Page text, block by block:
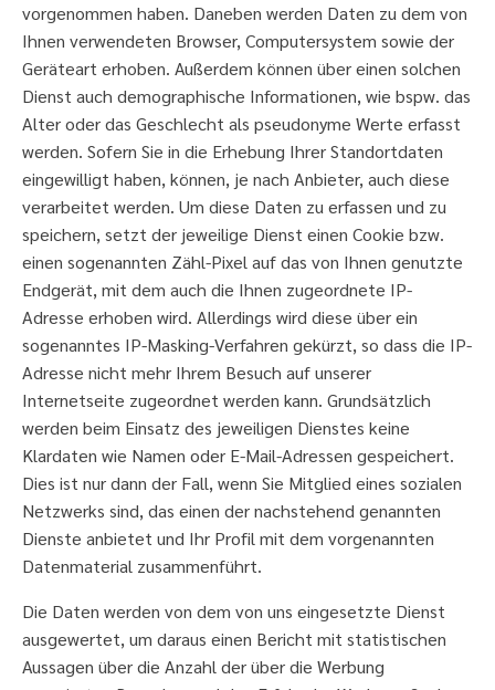
vorgenommen haben. Daneben werden Daten zu dem von
Ihnen verwendeten Browser, Computersystem sowie der
Geräteart erhoben. Außerdem können über einen solchen
Dienst auch demographische Informationen, wie bspw. das
Alter oder das Geschlecht als pseudonyme Werte erfasst
werden. Sofern Sie in die Erhebung Ihrer Standortdaten
eingewilligt haben, können, je nach Anbieter, auch diese
verarbeitet werden. Um diese Daten zu erfassen und zu
speichern, setzt der jeweilige Dienst einen Cookie bzw.
einen sogenannten Zähl-Pixel auf das von Ihnen genutzte
Endgerät, mit dem auch die Ihnen zugeordnete IP-
Adresse erhoben wird. Allerdings wird diese über ein
sogenanntes IP-Masking-Verfahren gekürzt, so dass die IP-
Adresse nicht mehr Ihrem Besuch auf unserer
Internetseite zugeordnet werden kann. Grundsätzlich
werden beim Einsatz des jeweiligen Dienstes keine
Klardaten wie Namen oder E-Mail-Adressen gespeichert.
Dies ist nur dann der Fall, wenn Sie Mitglied eines sozialen
Netzwerks sind, das einen der nachstehend genannten
Dienste anbietet und Ihr Profil mit dem vorgenannten
Datenmaterial zusammenführt.
Die Daten werden von dem von uns eingesetzte Dienst
ausgewertet, um daraus einen Bericht mit statistischen
Aussagen über die Anzahl der über die Werbung